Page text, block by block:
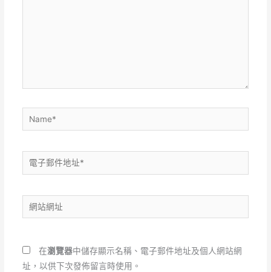
Name*
電
子
件
地
*
站
址
在瀏覽器中儲存顯示名稱、電子郵件地址及個人網站網
址，以供下次發佈留言時使用。